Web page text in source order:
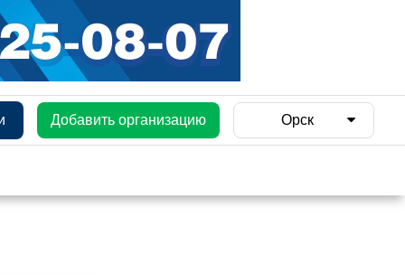
Добавить организацию Орск